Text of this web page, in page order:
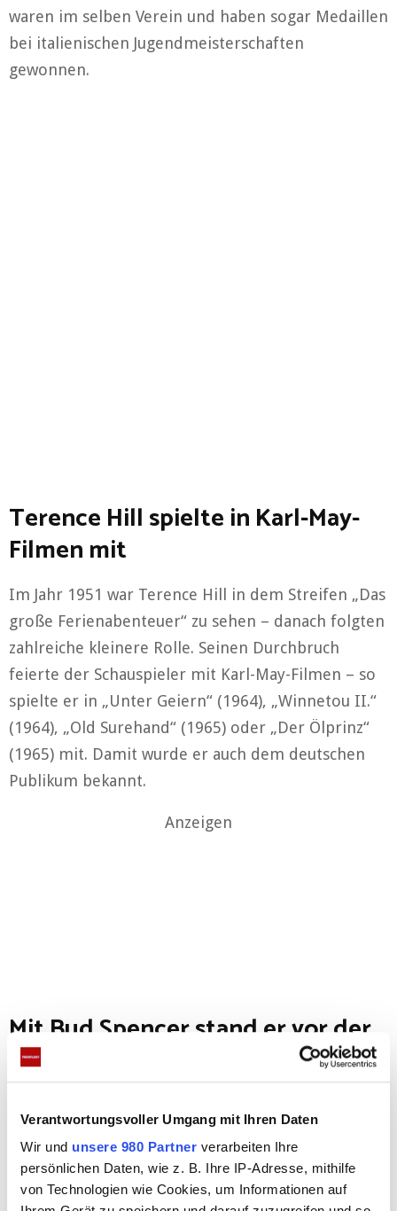
Verantwortungsvoller Umgang mit Ihren Daten
Wir und unsere 980 Partner verarbeiten Ihre
persönlichen Daten, wie z. B. Ihre IP-Adresse, mithilfe
von Technologien wie Cookies, um Informationen auf
waren im selben Verein und haben sogar Medaillen
bei italienischen Jugendmeisterschaften
gewonnen.
Terence Hill spielte in Karl-May-
Filmen mit
Im Jahr 1951 war Terence Hill in dem Streifen „Das
große Ferienabenteuer“ zu sehen – danach folgten
zahlreiche kleinere Rolle. Seinen Durchbruch
feierte der Schauspieler mit Karl-May-Filmen – so
spielte er in „Unter Geiern“ (1964), „Winnetou II.“
(1964), „Old Surehand“ (1965) oder „Der Ölprinz“
(1965) mit. Damit wurde er auch dem deutschen
Publikum bekannt.
Anzeigen
Mit Bud Spencer stand er vor der
Kamera
Western mit. Seinen ersten Auftritt mit Carlo
Pedersoli alias Bud Spencer hatte er in „Gott
vergibt – Django nie“ im Jahr 1967. Danach folgten